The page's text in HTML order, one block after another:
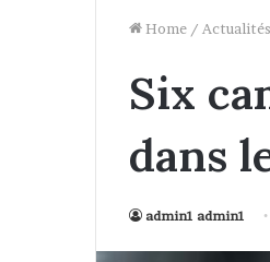
Home / Actualités
Six
dans
admin1 admin1